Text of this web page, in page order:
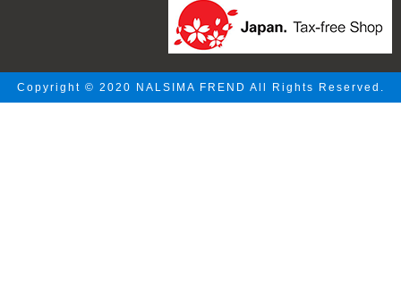
Copyright © 2020 NALSIMA FREND All Rights Reserved.